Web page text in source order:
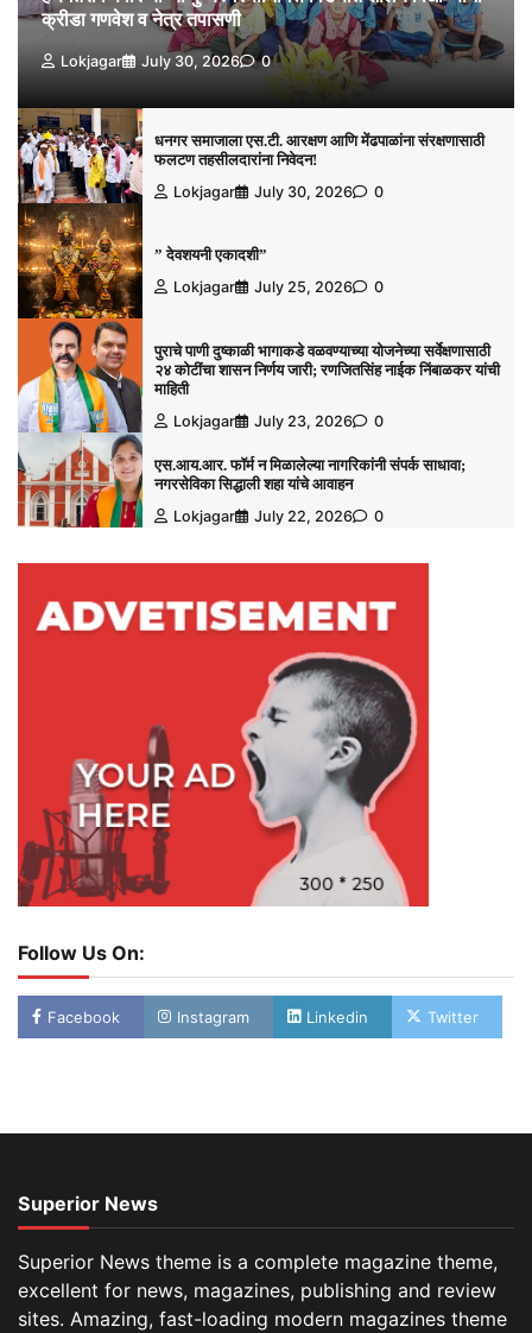
क्रीडा गणवेश व नेत्र तपासणी
Lokjagar July 30, 2026 0
धनगर समाजाला एस.टी. आरक्षण आणि मेंढपाळांना संरक्षणासाठी
फलटण तहसीलदारांना निवेदन!
Lokjagar
July 30, 2026 0
” देवशयनी एकादशी”
Lokjagar
July 25, 2026 0
पुराचे पाणी दुष्काळी भागाकडे वळवण्याच्या योजनेच्या सर्वेक्षणासाठी
२४ कोटींचा शासन निर्णय जारी; रणजितसिंह नाईक निंबाळकर यांची
माहिती
Lokjagar
July 23, 2026 0
एस.आय.आर. फॉर्म न मिळालेल्या नागरिकांनी संपर्क साधावा;
नगरसेविका सिद्धाली शहा यांचे आवाहन
Lokjagar
July 22, 2026 0
Follow Us On:
Facebook Instagram Linkedin Twitter
Superior News
Superior News theme is a complete magazine theme,
excellent for news, magazines, publishing and review
sites. Amazing, fast-loading modern magazines theme